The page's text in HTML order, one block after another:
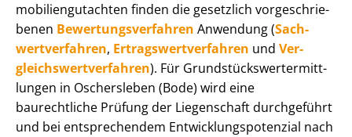
mo­bi­li­en­gut­ach­ten finden die gesetzlich vor­ge­schrie­
be­nen Be­wer­tungs­ver­fah­ren Anwendung (Sach­
wert­ver­fah­ren, Er­trags­wert­ver­fah­ren und Ver­
gleichs­wert­ver­fah­ren). Für Grund­stücks­wert­ermitt­
lun­gen in Oschersleben (Bode) wird eine
baurechtliche Prüfung der Liegenschaft durchgeführt
und bei entsprechendem Ent­wick­lungs­po­ten­zi­al nach